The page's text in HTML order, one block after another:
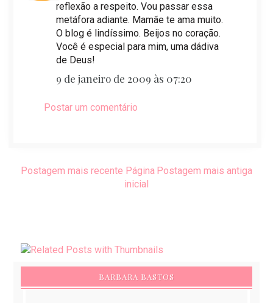
reflexão a respeito. Vou passar essa
metáfora adiante. Mamãe te ama muito.
O blog é lindíssimo. Beijos no coração.
Você é especial para mim, uma dádiva
de Deus!
9 de janeiro de 2009 às 07:20
Postar um comentário
Postagem mais recente Postagem mais antiga
Página
inicial
BARBARA BASTOS